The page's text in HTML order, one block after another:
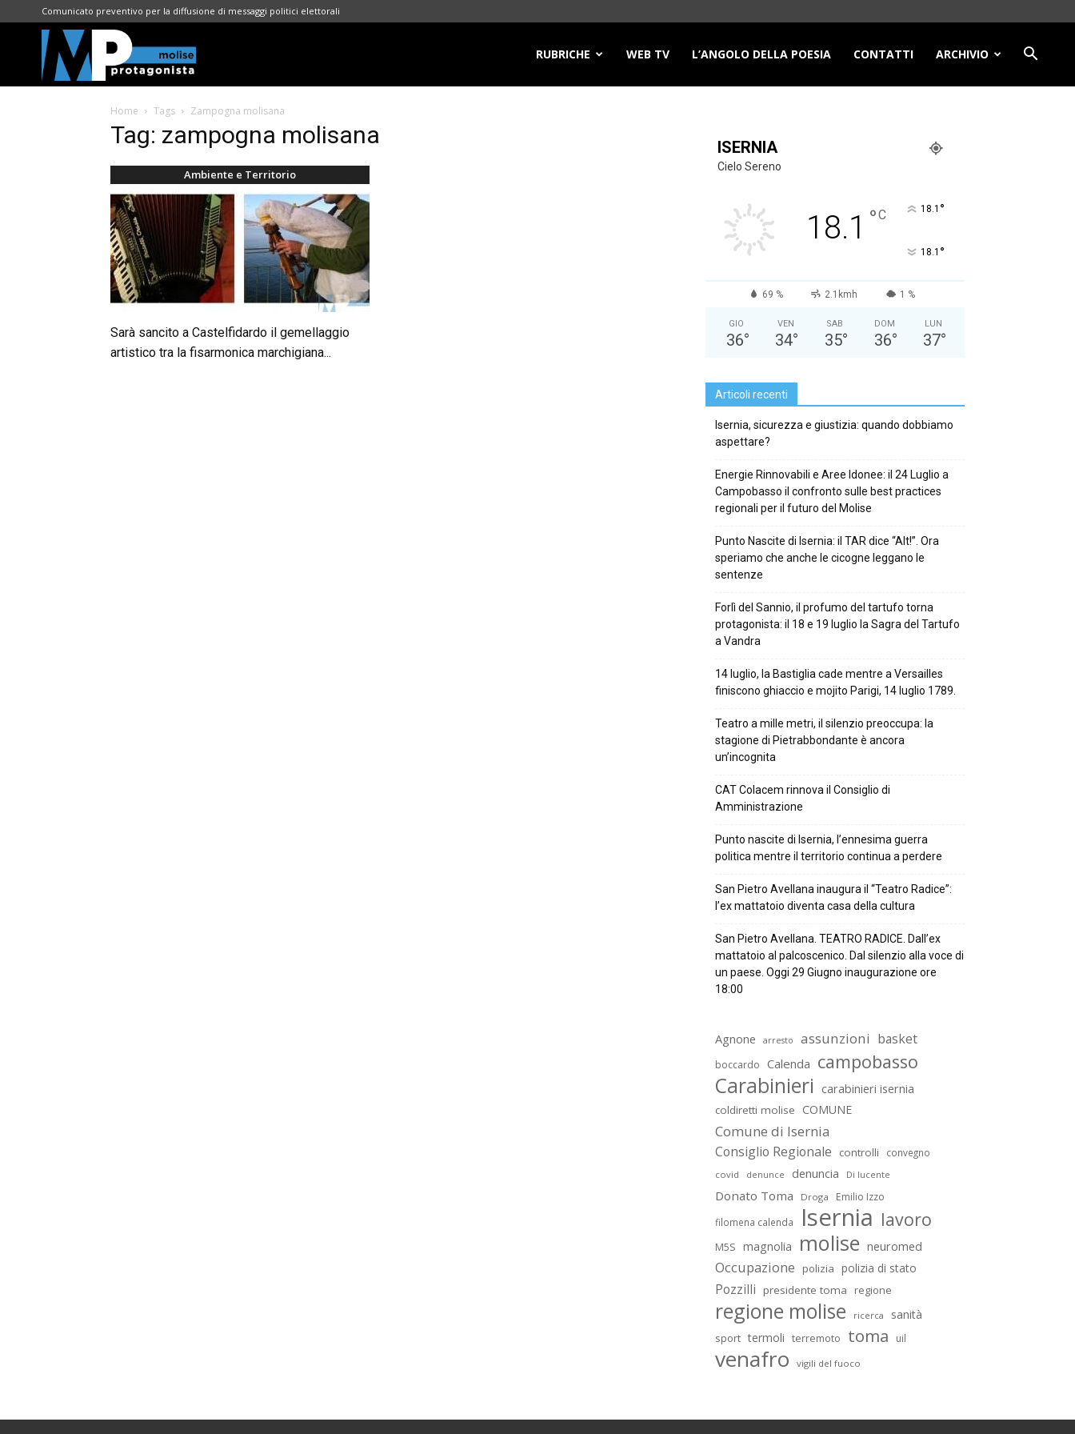
Comunicato preventivo per la diffusione di messaggi politici elettorali
Protagonista
RUBRICHE WEB TV L’ANGOLO DELLA POESIA CONTATTI ARCHIVIO
Home Tags Zampogna molisana
Tag: zampogna molisana
Ambiente e Territorio
Sarà sancito a Castelfidardo il gemellaggio
artistico tra la fisarmonica marchigiana...
ISERNIA
Cielo Sereno
18.1 °C 18.1 °
18.1 °
69 % 2.1kmh 1 %
GIO
36°
VEN
34°
SAB
35°
DOM
36°
LUN
37°
Articoli recenti
Isernia, sicurezza e giustizia: quando dobbiamo
aspettare?
Energie Rinnovabili e Aree Idonee: il 24 Luglio a
Campobasso il confronto sulle best practices
regionali per il futuro del Molise
Punto Nascite di Isernia: il TAR dice “Alt!”. Ora
speriamo che anche le cicogne leggano le
sentenze
Forlì del Sannio, il profumo del tartufo torna
protagonista: il 18 e 19 luglio la Sagra del Tartufo
a Vandra
14 luglio, la Bastiglia cade mentre a Versailles
finiscono ghiaccio e mojito Parigi, 14 luglio 1789.
Teatro a mille metri, il silenzio preoccupa: la
stagione di Pietrabbondante è ancora
un’incognita
CAT Colacem rinnova il Consiglio di
Amministrazione
Punto nascite di Isernia, l’ennesima guerra
politica mentre il territorio continua a perdere
San Pietro Avellana inaugura il “Teatro Radice”:
l’ex mattatoio diventa casa della cultura
San Pietro Avellana. TEATRO RADICE. Dall’ex
mattatoio al palcoscenico. Dal silenzio alla voce di
un paese. Oggi 29 Giugno inaugurazione ore
18:00
Agnone arresto assunzioni basket
boccardo Calenda campobasso
Carabinieri carabinieri isernia
coldiretti molise COMUNE
Comune di Isernia
Consiglio Regionale controlli convegno
covid denunce denuncia Di lucente
Donato Toma Droga Emilio Izzo
filomena calenda Isernia lavoro
M5S magnolia molise neuromed
Occupazione polizia polizia di stato
Pozzilli presidente toma regione
regione molise ricerca sanità
sport termoli terremoto toma uil
venafro vigili del fuoco